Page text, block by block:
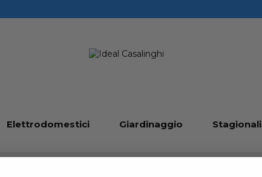
Elettrodomestici Giardinaggio Stagionali